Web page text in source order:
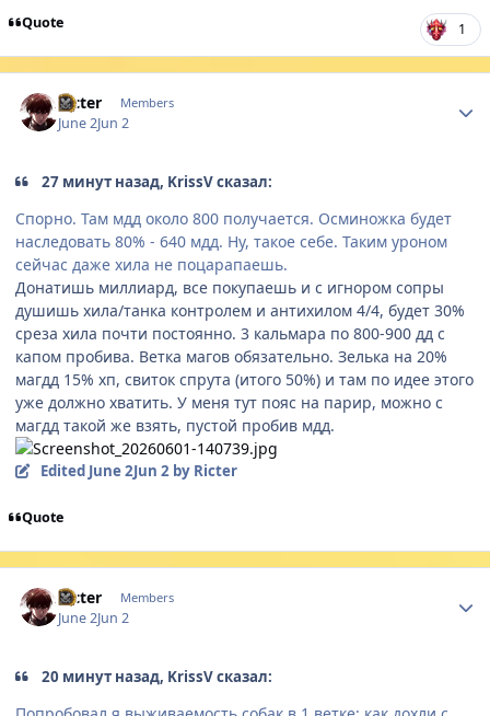
Quote 1
Ricter Members
June 2Jun 2
27 минут назад, KrissV сказал:
Спорно. Там мдд около 800 получается. Осминожка будет
наследовать 80% - 640 мдд. Ну, такое себе. Таким уроном
сейчас даже хила не поцарапаешь.
Донатишь миллиард, все покупаешь и с игнором сопры
душишь хила/танка контролем и антихилом 4/4, будет 30%
среза хила почти постоянно. 3 кальмара по 800-900 дд с
капом пробива. Ветка магов обязательно. Зелька на 20%
магдд 15% хп, свиток спрута (итого 50%) и там по идее этого
уже должно хватить. У меня тут пояс на парир, можно с
магдд такой же взять, пустой пробив мдд.
Edited June 2Jun 2by Ricter
Quote
Ricter Members
June 2Jun 2
20 минут назад, KrissV сказал: